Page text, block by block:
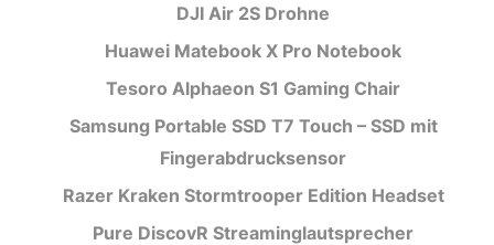
DJI Air 2S Drohne
Huawei Matebook X Pro Notebook
Tesoro Alphaeon S1 Gaming Chair
Samsung Portable SSD T7 Touch – SSD mit
Fingerabdrucksensor
Razer Kraken Stormtrooper Edition Headset
Pure DiscovR Streaminglautsprecher